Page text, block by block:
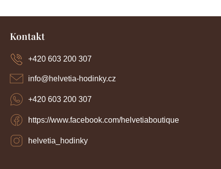
a
k
i
Z
Kontakt
info@helvetia-hodinky.cz
+420 603 200 307
https://www.facebook.com/helvetiaboutique
helvetia_hodinky
+420 603 200 307